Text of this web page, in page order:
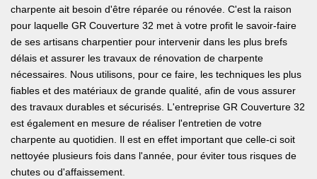
charpente ait besoin d'être réparée ou rénovée. C'est la raison
pour laquelle GR Couverture 32 met à votre profit le savoir-faire
de ses artisans charpentier pour intervenir dans les plus brefs
délais et assurer les travaux de rénovation de charpente
nécessaires. Nous utilisons, pour ce faire, les techniques les plus
fiables et des matériaux de grande qualité, afin de vous assurer
des travaux durables et sécurisés. L'entreprise GR Couverture 32
est également en mesure de réaliser l'entretien de votre
charpente au quotidien. Il est en effet important que celle-ci soit
nettoyée plusieurs fois dans l'année, pour éviter tous risques de
chutes ou d'affaissement.